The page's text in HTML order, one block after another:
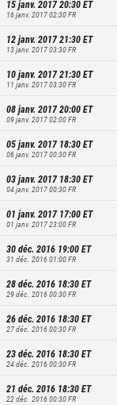
15 janv. 2017 20:30ET
16 janv. 2017 02:30FR
12 janv. 2017 21:30ET
13 janv. 2017 03:30FR
10 janv. 2017 21:30ET
11 janv. 2017 03:30FR
08 janv. 2017 20:00ET
09 janv. 2017 02:00FR
05 janv. 2017 18:30ET
06 janv. 2017 00:30FR
03 janv. 2017 18:30ET
04 janv. 2017 00:30FR
01 janv. 2017 17:00ET
01 janv. 2017 23:00FR
30 déc. 2016 19:00ET
31 déc. 2016 01:00FR
28 déc. 2016 18:30ET
29 déc. 2016 00:30FR
26 déc. 2016 18:30ET
27 déc. 2016 00:30FR
23 déc. 2016 18:30ET
24 déc. 2016 00:30FR
21 déc. 2016 18:30ET
22 déc. 2016 00:30FR